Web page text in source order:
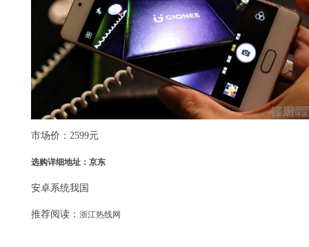
市场价：2599元
选购详细地址：京东
安卓系统我国
推荐阅读： 浙江热线网